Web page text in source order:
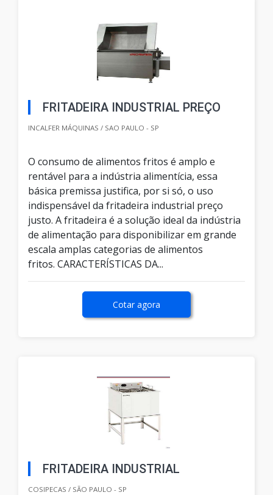
FRITADEIRA INDUSTRIAL PREÇO
INCALFER MÁQUINAS / SAO PAULO - SP
O consumo de alimentos fritos é amplo e
rentável para a indústria alimentícia, essa
básica premissa justifica, por si só, o uso
indispensável da fritadeira industrial preço
justo. A fritadeira é a solução ideal da indústria
de alimentação para disponibilizar em grande
escala amplas categorias de alimentos
fritos. CARACTERÍSTICAS DA...
Cotar agora
FRITADEIRA INDUSTRIAL
COSIPECAS / SÃO PAULO - SP